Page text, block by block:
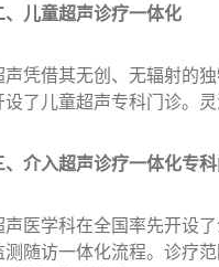
、儿童超声诊疗一体化
声凭借其无创、无辐射的
设了儿童超声专科门诊。
、介入超声诊疗一体化专
声医学科在全国率先开设
测随访一体化流程。诊疗